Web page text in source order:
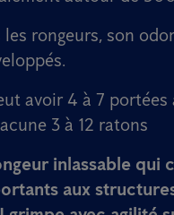
rongeurs, son
avoir 4 à 7 portées
3 à 12 ratons
inlassable qui
aux